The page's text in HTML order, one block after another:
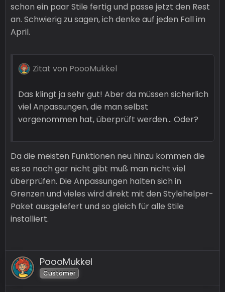
schon ein paar Stile fertig und passe jetzt den Rest
an. Schwierig zu sagen, ich denke auf jeden Fall im
April.
Zitat von PoooMukkel
Das klingt ja sehr gut! Aber da müssen sicherlich
viel Anpassungen, die man selbst
vorgenommen hat, überprüft werden... Oder?
Da die meisten Funktionen neu hinzu kommen die
es so noch gar nicht gibt muß man nicht viel
überprüfen. Die Anpassungen halten sich in
Grenzen und vieles wird direkt mit den Stylehelper-
Paket ausgeliefert und so gleich für alle Stile
installiert.
PoooMukkel
Customer